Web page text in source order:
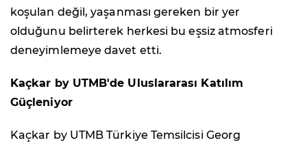
koşulan değil, yaşanması gereken bir yer
olduğunu belirterek herkesi bu eşsiz atmosferi
deneyimlemeye davet etti.
Kaçkar by UTMB'de Uluslararası Katılım
Güçleniyor
Kaçkar by UTMB Türkiye Temsilcisi Georg